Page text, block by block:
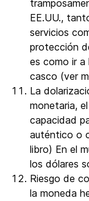
EE.UU.,
servicios
protección
es como ir a
casco (ver
La
monetaria,
capacidad
auténtico o
libro) En el
los dólares
Riesgo de
la moneda